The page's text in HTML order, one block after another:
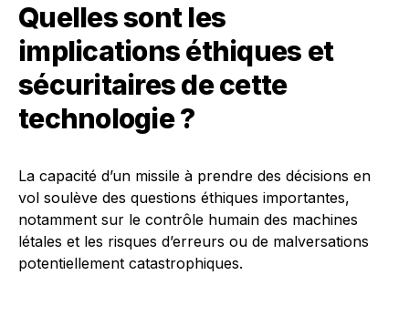
Quelles sont les
implications éthiques et
sécuritaires de cette
technologie ?
La capacité d’un missile à prendre des décisions en
vol soulève des questions éthiques importantes,
notamment sur le contrôle humain des machines
létales et les risques d’erreurs ou de malversations
potentiellement catastrophiques.